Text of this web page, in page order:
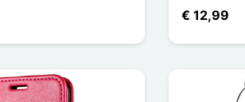
€ 12,99